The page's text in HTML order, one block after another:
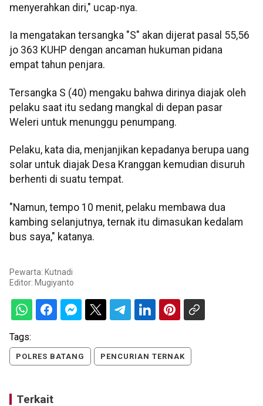
menyerahkan diri," ucap-nya.
Ia mengatakan tersangka "S" akan dijerat pasal 55,56
jo 363 KUHP dengan ancaman hukuman pidana
empat tahun penjara.
Tersangka S (40) mengaku bahwa dirinya diajak oleh
pelaku saat itu sedang mangkal di depan pasar
Weleri untuk menunggu penumpang.
Pelaku, kata dia, menjanjikan kepadanya berupa uang
solar untuk diajak Desa Kranggan kemudian disuruh
berhenti di suatu tempat.
"Namun, tempo 10 menit, pelaku membawa dua
kambing selanjutnya, ternak itu dimasukan kedalam
bus saya," katanya.
Pewarta: Kutnadi
Editor: Mugiyanto
Tags:
POLRES BATANG PENCURIAN TERNAK
Terkait